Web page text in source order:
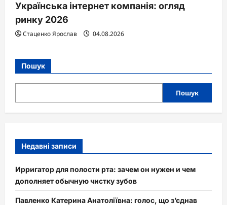
Українська інтернет компанія: огляд
ринку 2026
Стаценко Ярослав 04.08.2026
Пошук
Пошук
Недавні записи
Ирригатор для полости рта: зачем он нужен и чем
дополняет обычную чистку зубов
Павленко Катерина Анатоліївна: голос, що з’єднав